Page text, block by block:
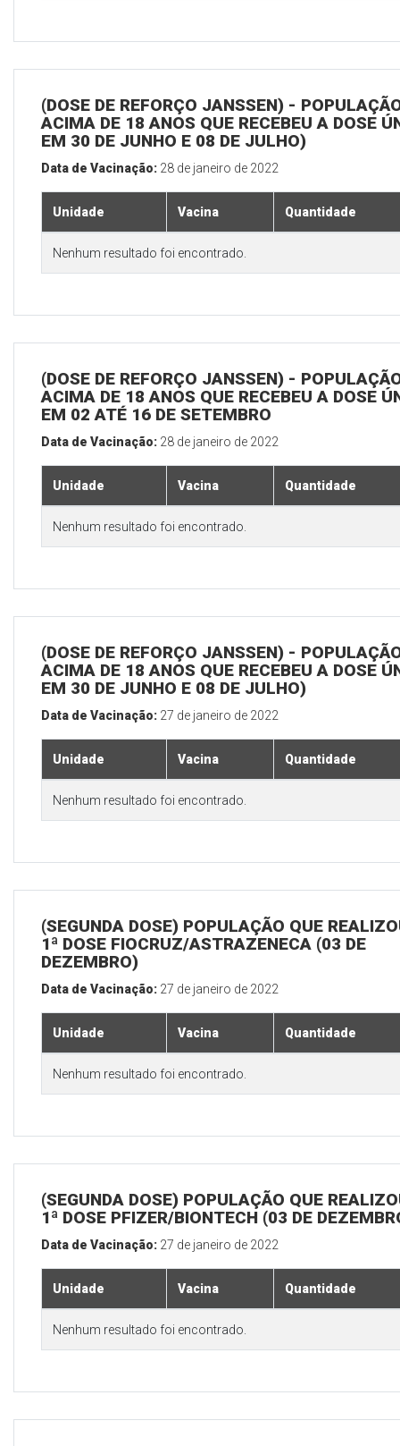
(DOSE DE REFORÇO JANSSEN) -
ACIMA DE 18 ANOS QUE RECEBEU A DOSE
EM 30 DE JUNHO E 08 DE JULHO)
Data de Vacinação: 28 de janeiro de 2022
Unidade Vacina Quantidade
Nenhum resultado foi encontrado.
(DOSE DE REFORÇO JANSSEN) -
ACIMA DE 18 ANOS QUE RECEBEU A DOSE
EM 02 ATÉ 16 DE SETEMBRO
Data de Vacinação: 28 de janeiro de 2022
Unidade Vacina Quantidade
Nenhum resultado foi encontrado.
(DOSE DE REFORÇO JANSSEN) -
ACIMA DE 18 ANOS QUE RECEBEU A DOSE
EM 30 DE JUNHO E 08 DE JULHO)
Data de Vacinação: 27 de janeiro de 2022
Unidade Vacina Quantidade
Nenhum resultado foi encontrado.
(SEGUNDA DOSE) POPULAÇÃO QUE
1ª DOSE FIOCRUZ/ASTRAZENECA (03 DE
DEZEMBRO)
Data de Vacinação: 27 de janeiro de 2022
Unidade Vacina Quantidade
Nenhum resultado foi encontrado.
(SEGUNDA DOSE) POPULAÇÃO QUE
1ª DOSE PFIZER/BIONTECH (03 DE
Data de Vacinação: 27 de janeiro de 2022
Unidade Vacina Quantidade
Nenhum resultado foi encontrado.